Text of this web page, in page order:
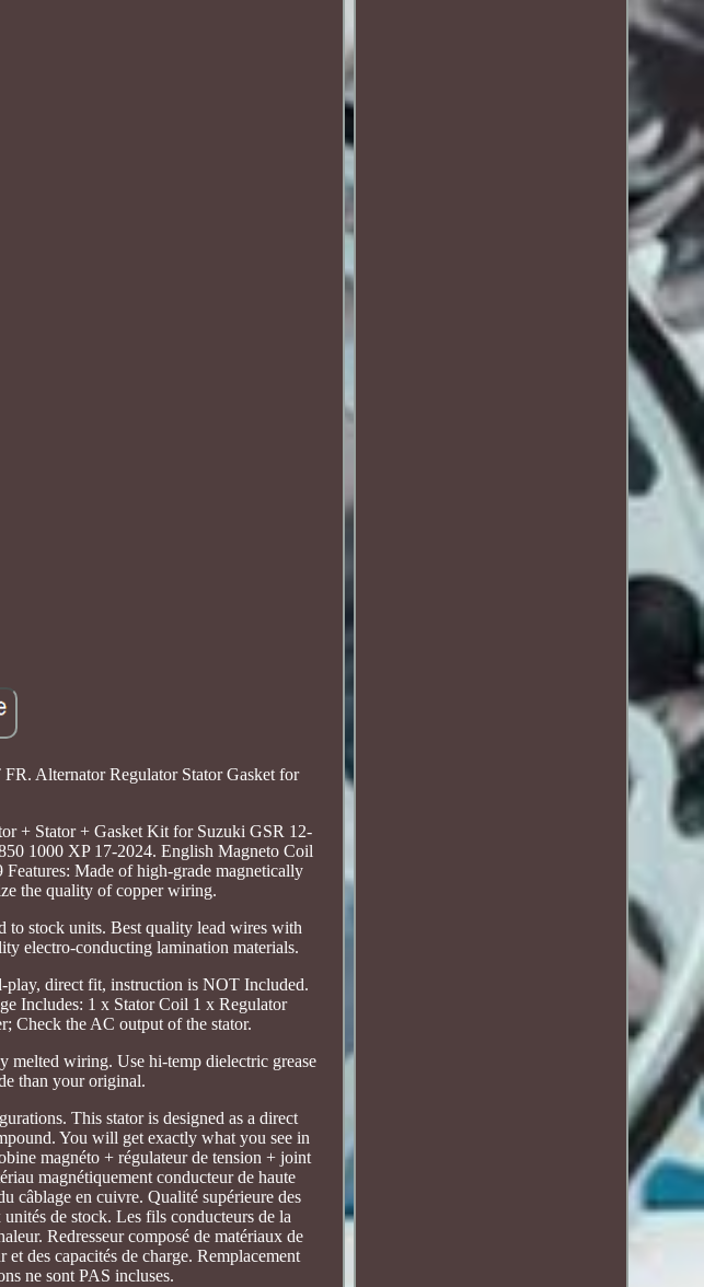
Alternator Regulator Stator Gasket for
+ Stator + Gasket Kit for Suzuki GSR 12-
1000 XP 17-2024. English Magneto Coil
Made of high-grade magnetically
the quality of copper wiring.
to stock units. Best quality lead wires with
electro-conducting lamination materials.
play, direct fit, instruction is NOT Included.
Includes: 1 x Stator Coil 1 x Regulator
Check the AC output of the stator.
melted wiring. Use hi-temp dielectric grease
than your original.
This stator is designed as a direct
You will get exactly what you see in
magnéto + régulateur de tension + joint
magnétiquement conducteur de haute
câblage en cuivre. Qualité supérieure des
de stock. Les fils conducteurs de la
Redresseur composé de matériaux de
des capacités de charge. Remplacement
ne sont PAS incluses.